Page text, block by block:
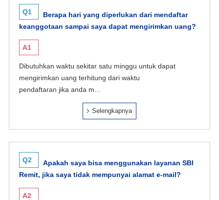
Q1
Berapa hari yang diperlukan dari mendaftar
keanggotaan sampai saya dapat mengirimkan uang?
A1
Dibutuhkan waktu sekitar satu minggu untuk dapat
mengirimkan uang terhitung dari waktu
pendaftaran jika anda m…
Selengkapnya
Q2
Apakah saya bisa menggunakan layanan SBI
Remit, jika saya tidak mempunyai alamat e-mail?
A2